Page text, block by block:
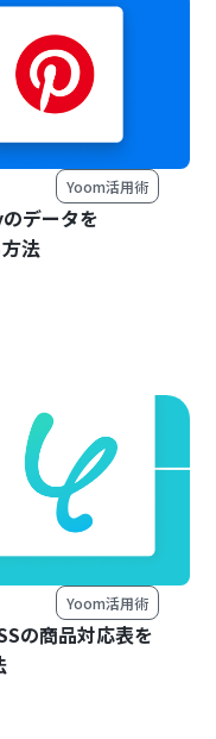
Yoom活用術
データを
法
Yoom活用術
の商品対応表を